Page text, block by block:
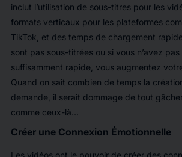
inclut l’utilisation de sous-titres pour les
formats verticaux pour les plateformes
TikTok, et des temps de chargement
sont pas sous-titrées ou si vous n’avez
suffisamment rapide, vous augmentez
Quand on sait combien de temps la
demande, il serait dommage de tout
comme ceux-là…
Créer une Connexion Émotionnelle
Les vidéos ont le pouvoir de créer des